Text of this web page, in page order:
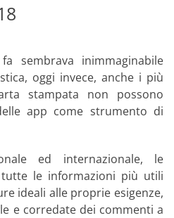
sembrava inimmaginabile
oggi invece, anche i più
stampata non possono
app come strumento di
ed internazionale, le
le informazioni più utili
ideali alle proprie esigenze,
e corredate dei commenti a